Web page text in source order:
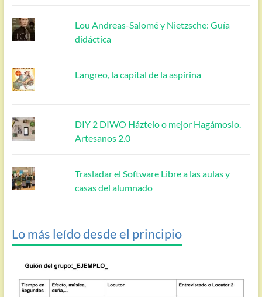
Lou Andreas-Salomé y Nietzsche: Guía
didáctica
Langreo, la capital de la aspirina
DIY 2 DIWO Háztelo o mejor Hagámoslo.
Artesanos 2.0
Trasladar el Software Libre a las aulas y
casas del alumnado
Lo más leído desde el principio